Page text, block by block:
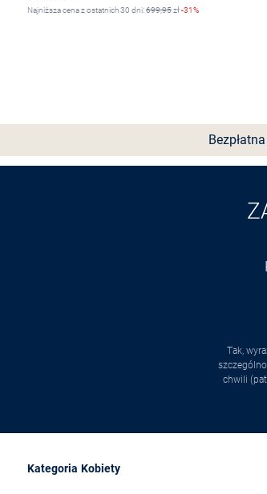
Najniższa cena z ostatnich 30 dni:699,95zł-31%
Tak,
chwili
Kategoria Kobiety